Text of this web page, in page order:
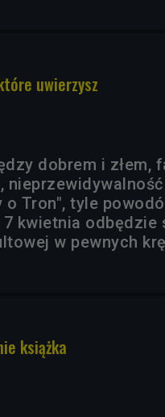
uwierzysz
dobrem i złem,
Tron", tyle
kwietnia odbędzie
w pewnych
książka